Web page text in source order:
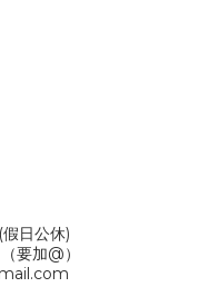
日公休)
要加@）